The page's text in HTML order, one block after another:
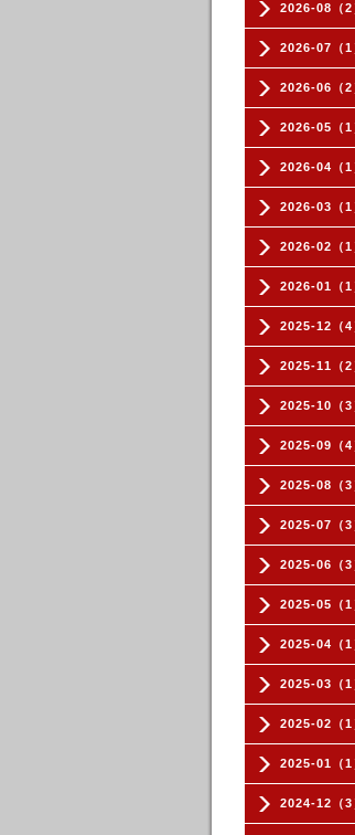
2026-08（2
2026-07（1
2026-06（2
2026-05（1
2026-04（1
2026-03（1
2026-02（1
2026-01（1
2025-12（4
2025-11（2
2025-10（3
2025-09（4
2025-08（3
2025-07（3
2025-06（3
2025-05（1
2025-04（1
2025-03（1
2025-02（1
2025-01（1
2024-12（3